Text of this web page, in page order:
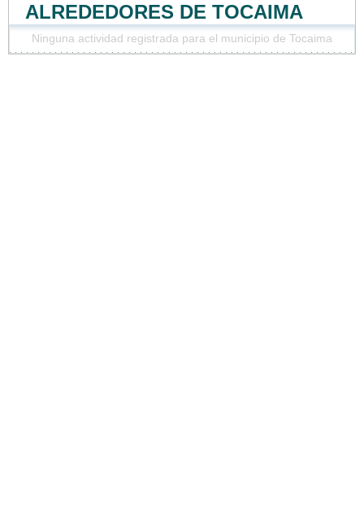
ALREDEDORES DE TOCAIMA
Ninguna actividad registrada para el municipio de Tocaima